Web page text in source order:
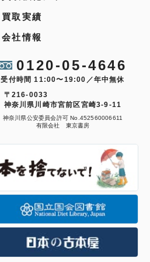
買取実績
会社情報
0120-05-4646
受付時間 11:00〜19:00／年中無休
〒216-0033
神奈川県川崎市宮前区宮崎3-9-11
神奈川県公安委員会許可 No.452560006611
有限会社 東京書房